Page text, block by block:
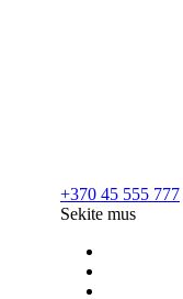
+370 45 555 777
Sekite mus